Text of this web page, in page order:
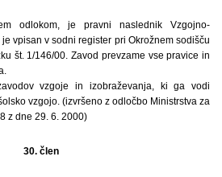
odlokom, je pravni naslednik Vzgojno-
vpisan v sodni register pri Okrožnem sodišču
št. 1/146/00. Zavod prevzame vse pravice in
vzgoje in izobraževanja, ki ga vodi
vzgojo. (izvršeno z odločbo Ministrstva za
z dne 29. 6. 2000)
30. člen